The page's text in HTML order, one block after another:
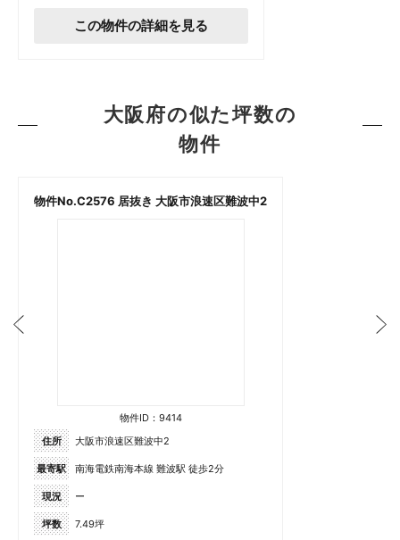
この物件の詳細を見る
大阪府の似た坪数の
物件
物件No.C2576 居抜き 大阪市浪速区難波中2
物件ID：9414
住所
大阪市浪速区難波中2
最寄駅 南海電鉄南海本線 難波駅 徒歩2分
現況 ー
坪数 7.49坪